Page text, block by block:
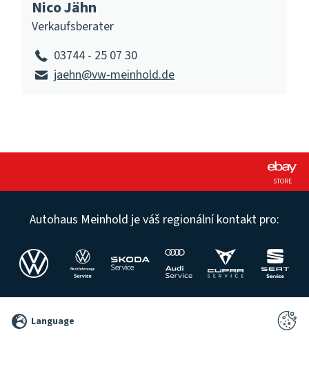
Nico Jähn
Verkaufsberater
03744 - 25 07 30
jaehn@vw-meinhold.de
STORE
Autohaus Meinhold je váš regionální kontakt pro:
2026 Language